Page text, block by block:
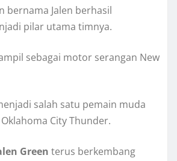
bernama Jalen berhasil
pilar utama timnya.
sebagai motor serangan New
salah satu pemain muda
City Thunder.
Green terus berkembang